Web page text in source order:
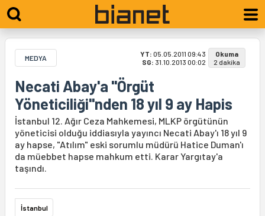
MEDYA YT: 05.05.2011 09:43
SG: 31.10.2013 00:02
Okuma
2 dakika
Necati Abay'a "Örgüt
Yöneticiliği"nden 18 yıl 9 ay Hapis
İstanbul 12. Ağır Ceza Mahkemesi, MLKP örgütünün
yöneticisi olduğu iddiasıyla yayıncı Necati Abay'ı 18 yıl 9
ay hapse, "Atılım" eski sorumlu müdürü Hatice Duman'ı
da müebbet hapse mahkum etti. Karar Yargıtay'a
taşındı.
İstanbul